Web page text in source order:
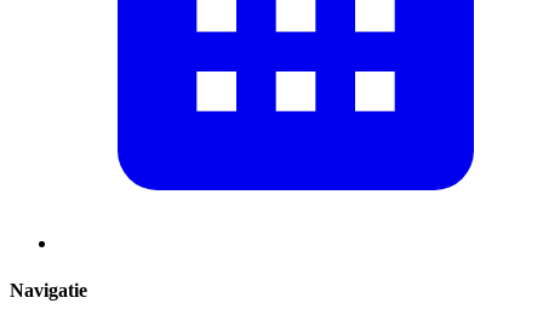
Navigatie